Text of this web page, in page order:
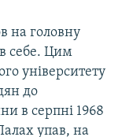
на головну
себе. Цим
університету
до
в серпні 1968
упав, на